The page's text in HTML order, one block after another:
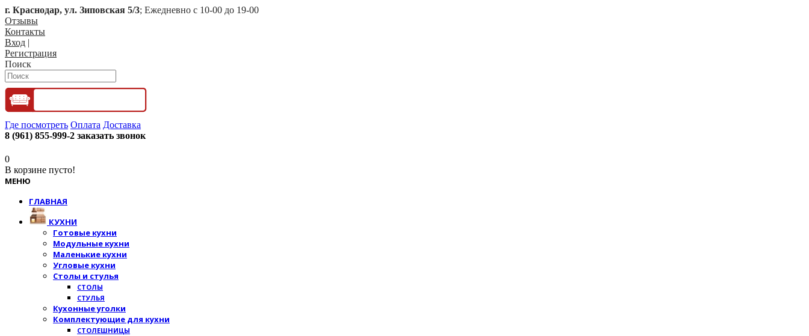
г. Краснодар, ул. Зиповская 5/3; Ежедневно с 10-00 до 19-00
Отзывы
Контакты
Вход |
Регистрация
Поиск
Где посмотреть Оплата Доставка
8 (961) 855-999-2 заказать звонок
0
В корзине пусто!
МЕНЮ
ГЛАВНАЯ
КУХНИ
Готовые кухни
Модульные кухни
Маленькие кухни
Угловые кухни
Столы и стулья
СТОЛЫ
СТУЛЬЯ
Кухонные уголки
Комплектующие для кухни
СТОЛЕШНИЦЫ